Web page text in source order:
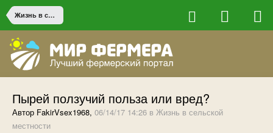
Жизнь в сельской местности
Пырей ползучий польза или вред?
Автор FakirVsex1968, 06/14/17 14:26 в Жизнь в сельской
местности